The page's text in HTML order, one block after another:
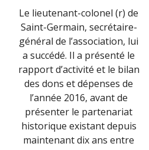
Le lieutenant-colonel (r) de
Saint-Germain, secrétaire-
général de l’association, lui
a succédé. Il a présenté le
rapport d’activité et le bilan
des dons et dépenses de
l’année 2016, avant de
présenter le partenariat
historique existant depuis
maintenant dix ans entre